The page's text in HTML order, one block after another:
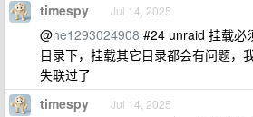
timespy Jul 14, 2025
@he1293024908 #24 unraid 挂载必
目录下，挂载其它目录都会有问题，
失联过了
timespy Jul 14, 2025